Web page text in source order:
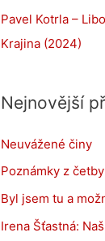
Pavel Kotrla –
Krajina (2024)
Nejnovější
Neuvážené činy
Poznámky z
Byl jsem tu a
Irena Šťastná: